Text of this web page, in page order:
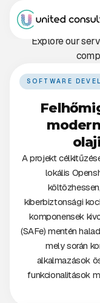
Explore our
SOFTWARE
A projekt
lokális
kiberbiztonsági
komponensek
(SAFe) mentén
mely során
alkalmazások
funkcionalitások